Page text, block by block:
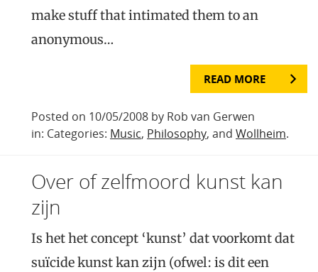
make stuff that intimated them to an
anonymous…
READ MORE
Posted on 10/05/2008 by Rob van Gerwen
in: Categories: Music, Philosophy, and Wollheim.
Over of zelfmoord kunst kan
zijn
Is het het concept ‘kunst’ dat voorkomt dat
suïcide kunst kan zijn (ofwel: is dit een